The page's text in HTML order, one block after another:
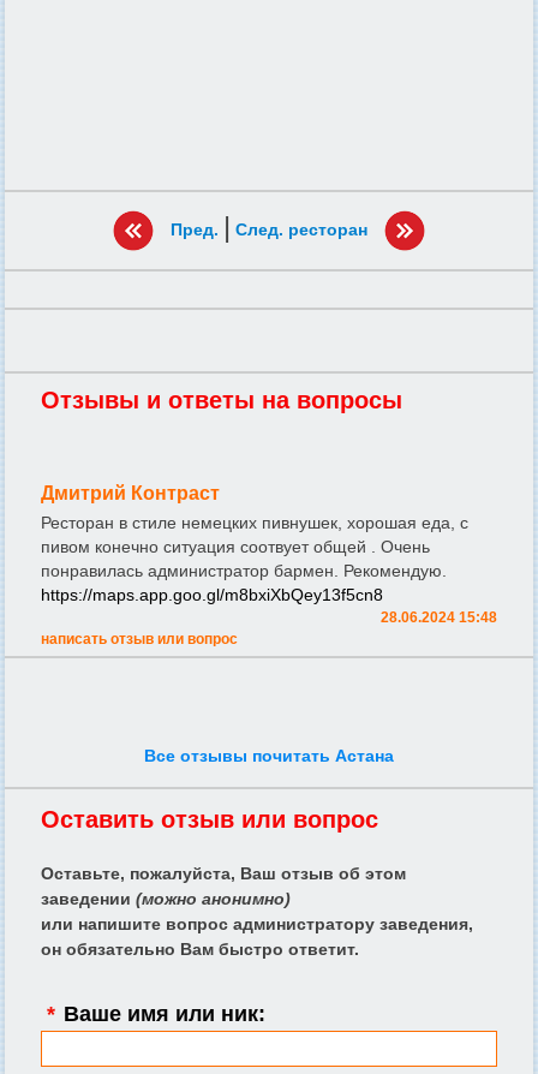
Пред. | След. ресторан
Отзывы и ответы на вопросы
Дмитрий Контраст
Ресторан в стиле немецких пивнушек, хорошая еда, с
пивом конечно ситуация соотвует общей . Очень
понравилась администратор бармен. Рекомендую.
https://maps.app.goo.gl/m8bxiXbQey13f5cn8
28.06.2024 15:48
написать отзыв или вопрос
Все отзывы почитать Астана
Оставить отзыв или вопрос
Оставьте, пожалуйста, Ваш отзыв об этом
заведении (можно анонимно)
или напишите вопрос администратору заведения,
он обязательно Вам быстро ответит.
* Ваше имя или ник: